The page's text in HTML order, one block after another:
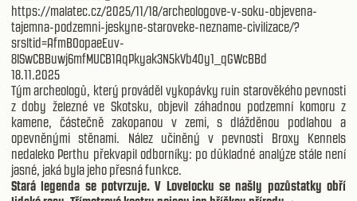
https://malatec.cz/2025/11/18/archeologove-v-soku-objevena-
tajemna-podzemni-jeskyne-staroveke-nezname-civilizace/?
srsltid=AfmBOopaeEuv-
8ISwCBBuwj6mfMUCB1AqPkyak3N5kVb40y1_qGWcBBd
18.11.2025
Tým archeologů, který prováděl vykopávky ruin starověkého pevnosti
z doby železné ve Skotsku, objevil záhadnou podzemní komoru z
kamene, částečně zakopanou v zemi, s dlážděnou podlahou a
opevněnými stěnami. Nález učiněný v pevnosti Broxy Kennels
nedaleko Perthu překvapil odborníky: po důkladné analýze stále není
jasné, jaká byla jeho přesná funkce.
Stará legenda se potvrzuje. V Lovelocku se našly pozůstatky obří